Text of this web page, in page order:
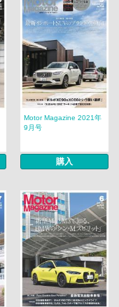
Motor Magazine 2021年
9月号
購入